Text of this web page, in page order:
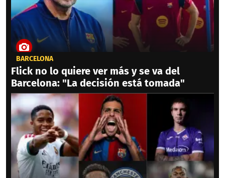
BARCELONA
Flick no lo quiere ver más y se va del
Barcelona: "La decisión está tomada"